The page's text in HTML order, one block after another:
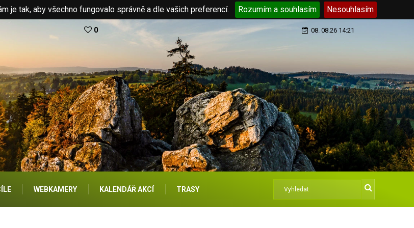
je tak, aby všechno fungovalo správně a dle vašich preferencí. Rozumím a souhlasím Nesouhlasím
0 08. 08.26 14:21
WEBKAMERY KALENDÁŘ AKCÍ TRASY